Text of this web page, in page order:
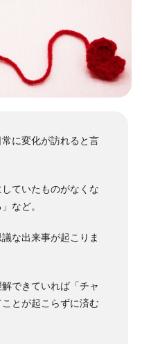
に変化が訪れると言
ていたものがなくな
など。
な出来事が起こりま
できていれば「チャ
とが起こらずに済む